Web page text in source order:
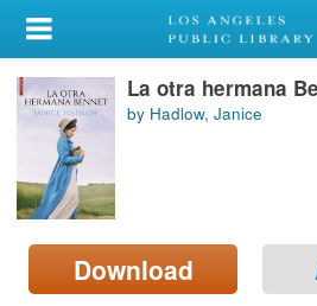
My Account
Library Card
Sign In
Search
Locations/Hours (external
page)
La otra hermana
by Hadlow, Janice
Download